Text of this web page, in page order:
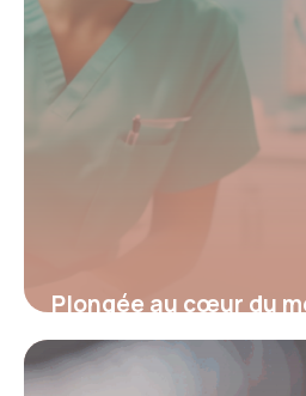
Plongée au cœur du
d’assistante dentaire
orthodontie